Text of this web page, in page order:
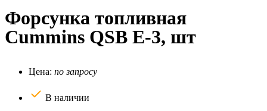
Форсунка топливная
Cummins QSB E-3, шт
Цена: по запросу
В наличии